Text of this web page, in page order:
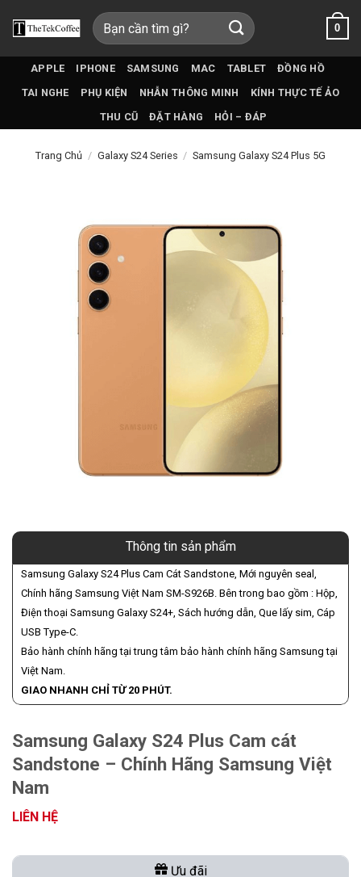
qua
Tìm
kiếm:
0
APPLE IPHONE SAMSUNG MAC TABLET
ĐỒNG HỒ
TAI NGHE
PHỤ KIỆN NHẪN THÔNG MINH
KÍNH THỰC TẾ ẢO
THU CŨ
ĐẶT HÀNG HỎI – ĐÁP
Trang Chủ / Galaxy S24 Series / Samsung Galaxy S24 Plus 5G
Thông tin sản phẩm
Samsung Galaxy S24 Plus Cam Cát Sandstone, Mới nguyên seal,
Chính hãng Samsung Việt Nam SM-S926B. Bên trong bao gồm : Hộp,
Điện thoại Samsung Galaxy S24+, Sách hướng dẫn, Que lấy sim, Cáp
USB Type-C.
Bảo hành chính hãng tại trung tâm bảo hành chính hãng Samsung tại
Việt Nam.
GIAO NHANH CHỈ TỪ 20 PHÚT.
Samsung Galaxy S24 Plus Cam cát
Sandstone – Chính Hãng Samsung Việt
Nam
LIÊN HỆ
Ưu đãi